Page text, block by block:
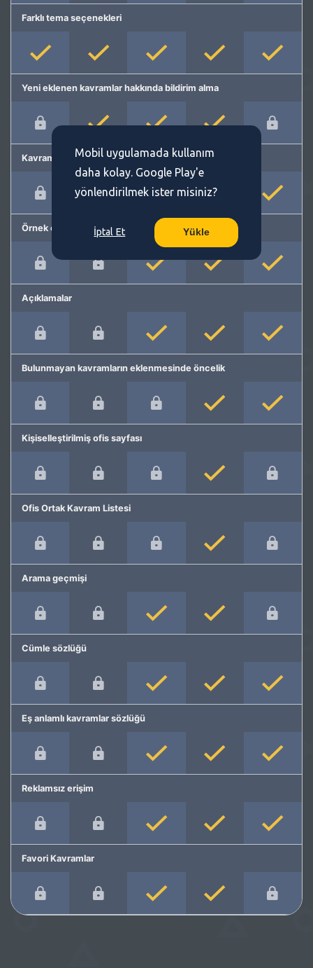
Farklı tema seçenekleri
Yeni eklenen kavramlar hakkında bildirim alma
Kavram önerme
Örnek cümleler
Açıklamalar
Bulunmayan kavramların eklenmesinde öncelik
Kişiselleştirilmiş ofis sayfası
Ofis Ortak Kavram Listesi
Arama geçmişi
Cümle sözlüğü
Eş anlamlı kavramlar sözlüğü
Reklamsız erişim
Favori Kavramlar
Mobil uygulamada kullanım
daha kolay. Google Play'e
yönlendirilmek ister misiniz?
İptal Et Yükle